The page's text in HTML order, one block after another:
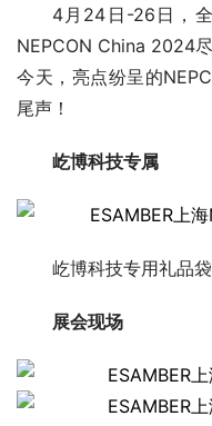
4月24日-26日，
NEPCON China 2024
今天，亮点纷呈的
尾声！
屹博科技专属
屹博科技专用礼品
展会现场